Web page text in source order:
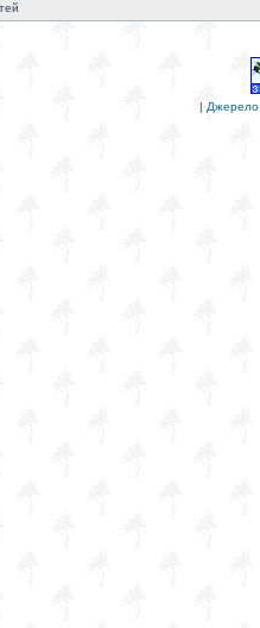
| Джерело